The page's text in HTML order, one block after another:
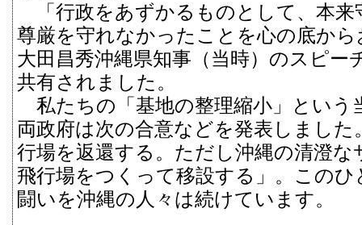
「行政をあずかるものとして、本来
尊厳を守れなかったことを心の底か
大田昌秀沖縄県知事（当時）のスピー
共有されました。
私たちの「基地の整理縮小」という
両政府は次の合意などを発表しました
行場を返還する。ただし沖縄の清澄
飛行場をつくって移設する」。この
闘いを沖縄の人々は続けています。